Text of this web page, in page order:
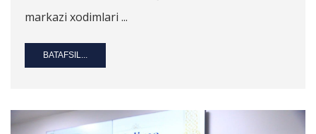
markazi xodimlari ...
BATAFSIL...